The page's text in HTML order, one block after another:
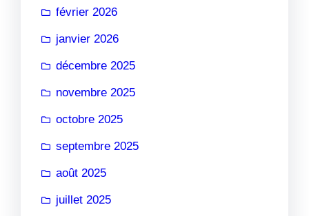
février 2026
janvier 2026
décembre 2025
novembre 2025
octobre 2025
septembre 2025
août 2025
juillet 2025